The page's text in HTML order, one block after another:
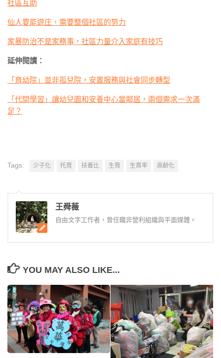
社區互助
仙人要能遊庄，需要整個社區的努力
家暴防治不是家務事，社區力量介入家庭有技巧
延伸閱讀：
「育幼院」並非孤兒院，安置服務與社會同步轉型
「代間學習」讓幼兒園和安養中心當鄰居，兩個需求一次滿
足？
Tags: 少子化 托育 扶養比 生育 生育率 高齡化
王舜薇
自由文字工作者，曾任職非營利組織與平面媒體。
YOU MAY ALSO LIKE...